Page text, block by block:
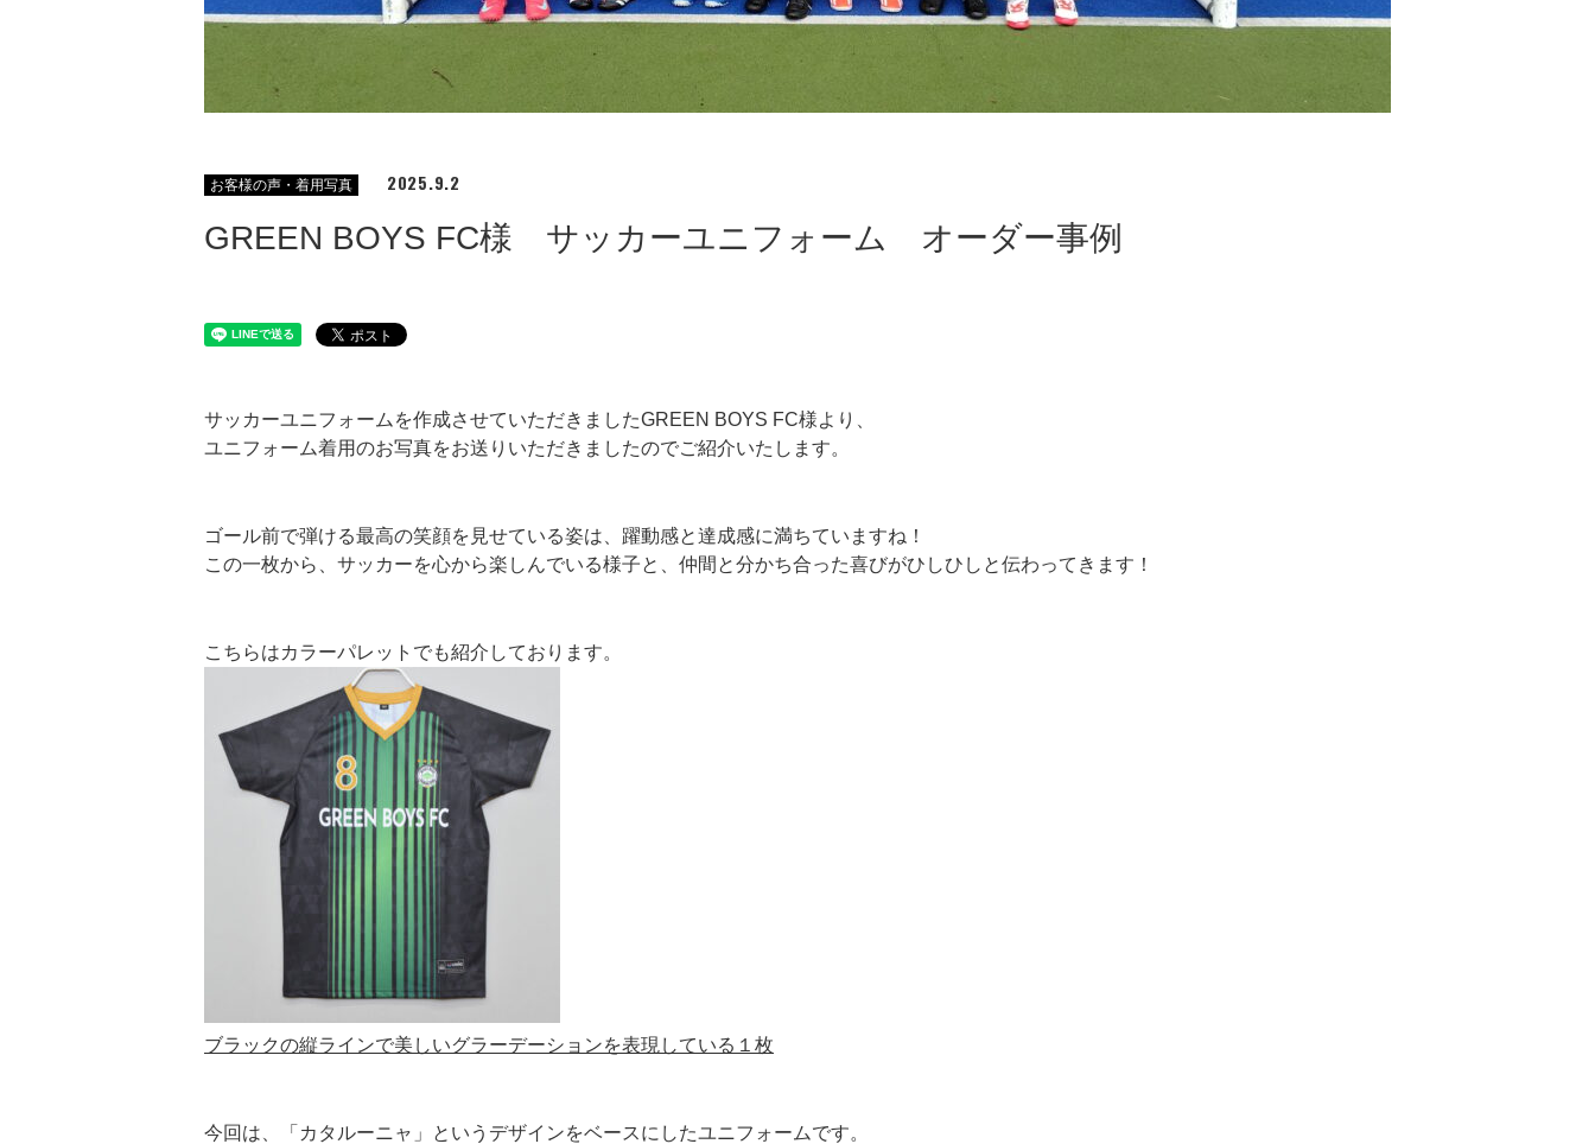
お客様の声・着用写真 2025.9.2
GREEN BOYS FC様 サッカーユニフォーム オーダー事例
サッカーユニフォームを作成させていただきましたGREEN BOYS FC様より、
ユニフォーム着用のお写真をお送りいただきましたのでご紹介いたします。
ゴール前で弾ける最高の笑顔を見せている姿は、躍動感と達成感に満ちていますね！
この一枚から、サッカーを心から楽しんでいる様子と、仲間と分かち合った喜びがひしひしと伝わってきます！
こちらはカラーパレットでも紹介しております。
ブラックの縦ラインで美しいグラーデーションを表現している１枚
今回は、「カタルーニャ」というデザインをベースにしたユニフォームです。